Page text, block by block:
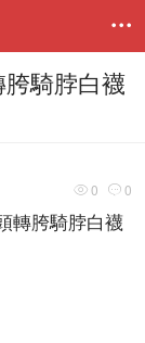

胯騎脖白襪
 0  0
轉胯騎脖白襪